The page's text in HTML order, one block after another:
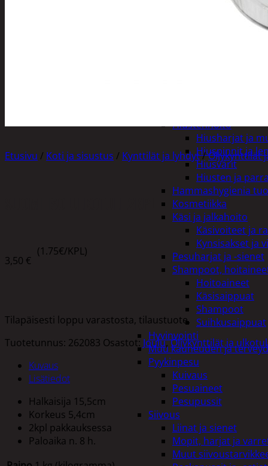
Hiustenhoito
Hiusharjat ja
Hiuspinnit ja
Hiusvärit
Hiusten ja
Hammashygienia
Kosmetiikka
Käsi ja jalkahoito
Käsivoiteet ja
Kynsisakset ja
Pesuharjat ja -sienet
Shampoot,
Hoitoaineet
Käsisaippuat
Shampoot
Suihkusaippuat
Hyvinvointi
Muu kauneuden ja
Pyykinpesu
Kuivaus
Pesuaineet
Pesupussit
Siivous
Liinat ja sienet
Mopit, harjat ja
Muut
Etusivu / Koti ja sisustus / Kynttilät ja lyhdyt/Öljykynttilät
3,50 €
(1.75€/KPL)
Tilapäisesti loppu varastosta, tilaustuote.
Tuotetunnus: 262083 Osastot: Joulu,Öljykynttilät ja
Kuvaus
Lisätiedot
Halkaisija 15,5cm
Korkeus 5,4cm
2kpl pakkauksessa
Paloaika n. 8 h.